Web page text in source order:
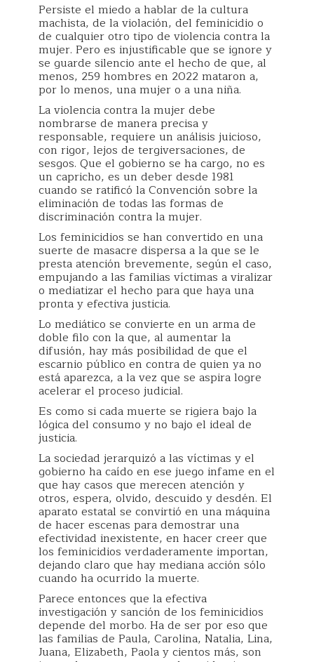
Persiste el miedo a hablar de la cultura
machista, de la violación, del feminicidio o
de cualquier otro tipo de violencia contra la
mujer. Pero es injustificable que se ignore y
se guarde silencio ante el hecho de que, al
menos, 259 hombres en 2022 mataron a,
por lo menos, una mujer o a una niña.
La violencia contra la mujer debe
nombrarse de manera precisa y
responsable, requiere un análisis juicioso,
con rigor, lejos de tergiversaciones, de
sesgos. Que el gobierno se ha cargo, no es
un capricho, es un deber desde 1981
cuando se ratificó la Convención sobre la
eliminación de todas las formas de
discriminación contra la mujer.
Los feminicidios se han convertido en una
suerte de masacre dispersa a la que se le
presta atención brevemente, según el caso,
empujando a las familias víctimas a viralizar
o mediatizar el hecho para que haya una
pronta y efectiva justicia.
Lo mediático se convierte en un arma de
doble filo con la que, al aumentar la
difusión, hay más posibilidad de que el
escarnio público en contra de quien ya no
está aparezca, a la vez que se aspira logre
acelerar el proceso judicial.
Es como si cada muerte se rigiera bajo la
lógica del consumo y no bajo el ideal de
justicia.
La sociedad jerarquizó a las víctimas y el
gobierno ha caído en ese juego infame en el
que hay casos que merecen atención y
otros, espera, olvido, descuido y desdén. El
aparato estatal se convirtió en una máquina
de hacer escenas para demostrar una
efectividad inexistente, en hacer creer que
los feminicidios verdaderamente importan,
dejando claro que hay mediana acción sólo
cuando ha ocurrido la muerte.
Parece entonces que la efectiva
investigación y sanción de los feminicidios
depende del morbo. Ha de ser por eso que
las familias de Paula, Carolina, Natalia, Lina,
Juana, Elizabeth, Paola y cientos más, son